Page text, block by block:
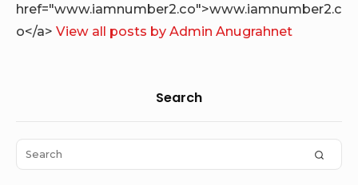
href="www.iamnumber2.co">www.iamnumber2.c
o</a> View all posts by Admin Anugrahnet
Area
Search
Search
for: